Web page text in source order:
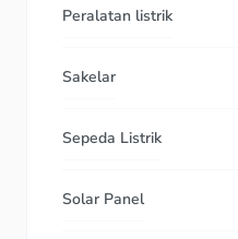
Peralatan listrik
Sakelar
Sepeda Listrik
Solar Panel